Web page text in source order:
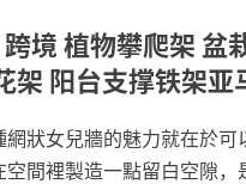
境 植物攀爬架 盆
架 阳台支撑铁架亚
網狀女兒牆的魅力就在於可
空間裡製造一點留白空隙，